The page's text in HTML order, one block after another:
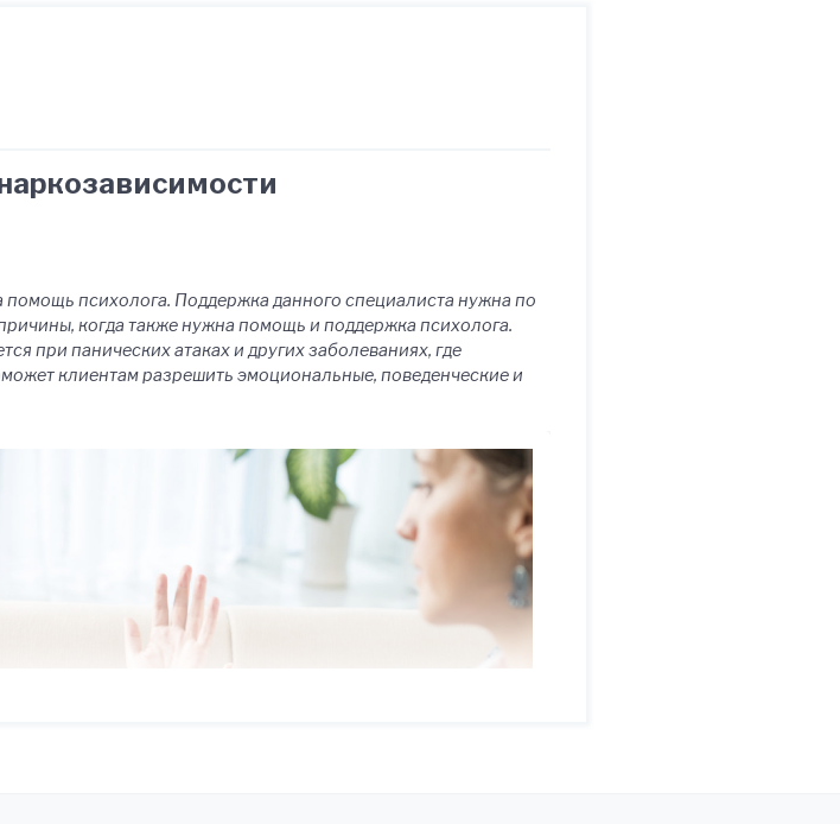
психолога. Поддержка данного специалиста нужна по
когда также нужна помощь и поддержка психолога.
при панических атаках и других заболеваниях, где
клиентам разрешить эмоциональные, поведенческие и